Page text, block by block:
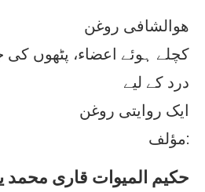
ھوالشافی روغن
کچلے ہوئے اعضاء، پٹھوں
درد کے لیے
ایک روایتی روغن
مؤلف:
حکیم المیوات قاری